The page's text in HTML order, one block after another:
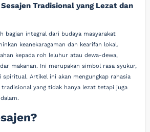
Tradisional yang Lezat dan
bagian integral dari budaya masyarakat
keanekaragaman dan kearifan lokal.
kepada roh leluhur atau dewa-dewa,
makanan. Ini merupakan simbol rasa syukur,
spiritual. Artikel ini akan mengungkap rahasia
yang tidak hanya lezat tetapi juga